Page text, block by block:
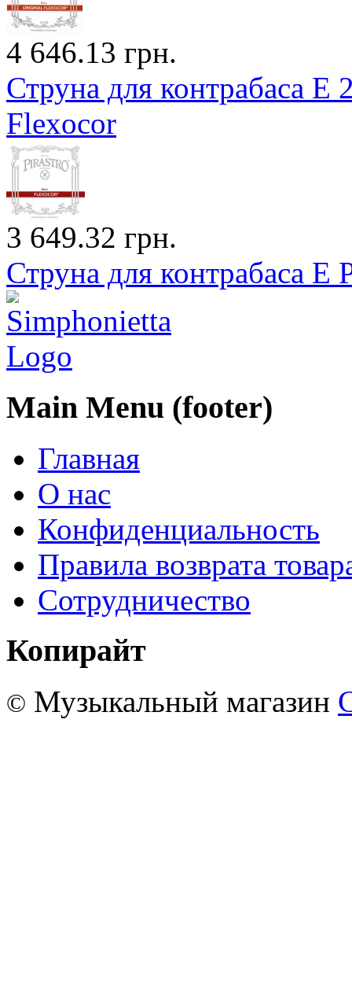
4 646.13 грн.
Струна для контрабаса
Flexocor
3 649.32 грн.
Струна для контрабаса
Main Menu (footer)
Главная
О нас
Конфиденциальность
Правила возврата
Сотрудничество
Копирайт
© Музыкальный магазин